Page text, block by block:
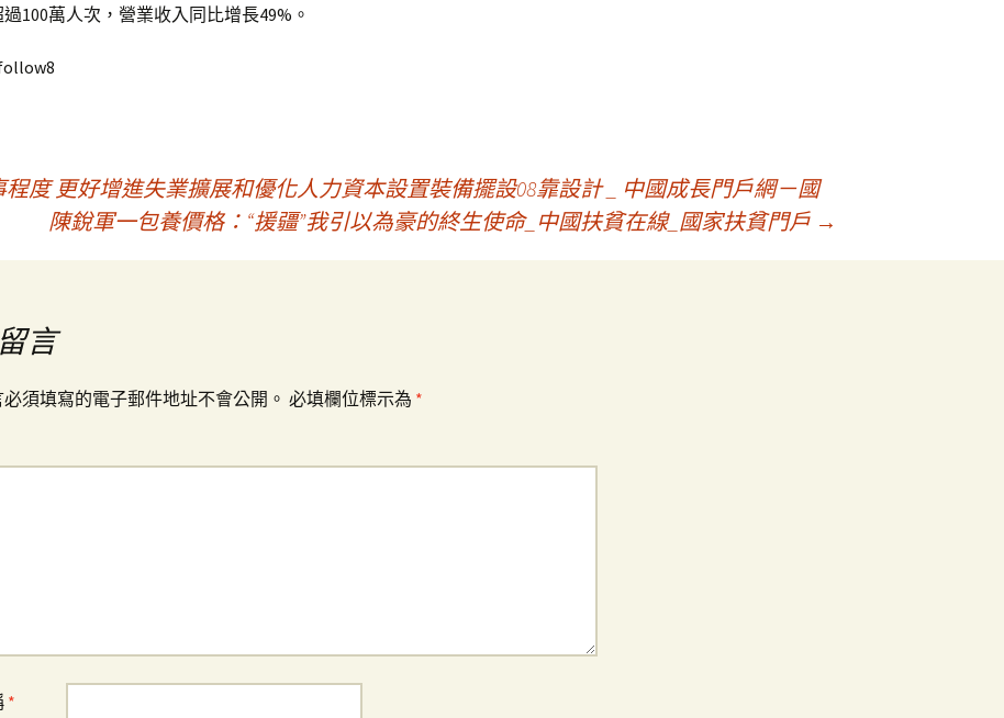
100萬人次，營業收入同比增長49%。
度 更好增進失業擴展和優化人力資本設置裝備擺設08靠設計 _ 中國成長門戶網－國
陳銳軍一包養價格：“援疆”我引以為豪的終生使命_中國扶貧在線_國家扶貧門戶 →
言
須填寫的電子郵件地址不會公開。 必填欄位標示為 *
*